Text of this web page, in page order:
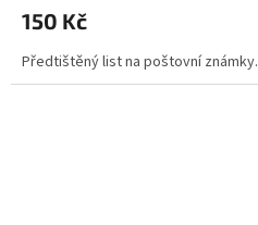
150 Kč
Předtištěný list na poštovní známky.